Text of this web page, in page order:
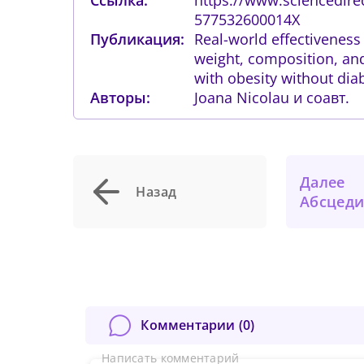
577532600014X
Публикация: Real-world
weight, composition,
with obesity without
Авторы:
Joana Nicolau и соавт.
Назад
Далее
Абсцедирующее
Комментарии (0)
Написать комментарий